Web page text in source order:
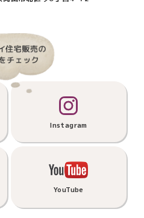
Instagram
YouTube